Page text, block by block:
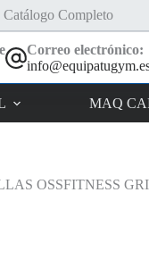
Catálogo Completo
Correo electrónico:
MAQ
OSSFITNESS